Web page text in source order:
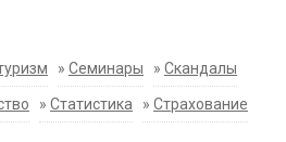
» Семинары » Скандалы
» Статистика » Страхование